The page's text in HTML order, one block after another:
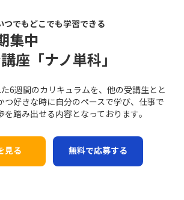
シーンで応用可能であり、適切に実践する
率やチームの生産性の向上につながりま
く実践例を参考に、各自の環境に合った方
れる姿勢が求められます。 まとめ 以上
的な問題ではなく、双方の認識のズレや情
さらには思考の整理不足から来る複合的な
「仕事で話が噛み合わない人との対処法」
や打ち合わせの場では、前提条件の確認や
び、相手の理解度を逐一確認する姿勢が求
に、必要に応じて一度話を持ち帰り、冷静
相手の感情に寄り添うことも必要不可欠で
は伝え切れない部分や、感情を込めた発信
と、相手の共感を得ることが難しくなり、
通がうまくいかない可能性があります。こ
いては、感情表現と論理的説明のバランス
です。 さらに、目的意識の欠如
です。コミュニケーションは方法そのもの
が明確でないまま話を進めると、どれだけ
使しても、受信者にとって重要なポイント
務上の成果に結び付かない場合がありま
一線を画す新たな方法として取り入れられ
ように、レッドオーシャンの戦い方におい
戦略と最新のテクノロジーを融合させるこ
確保する必要があるのです。 競争にお
ネスシーンにおいて、
した企業は、明確な戦略と確固たる差別
したコスト管理を実践しています。たとえ
ラは新市場としてチューハイ・サワー市場
により、短期間で一定の市場シェアを獲得
、トヨタ自動車は常に「カイゼン」を徹底
会や重要なチャンスが逃されることにつな
ため、先延ばし癖は単なる個人的な問題に
人としての基礎力や信頼性を左右する重大
す。 ここで特に留意すべきは、先延ばしの
す。完璧主義者は、全ての条件が整うのを
するため、結果としてタスクが無期限に先
傾向があります。一方、失敗を恐れる心理
先送りされる原因となります。こうした心
しいアプローチなくしては、「後回し癖の
にくいと言えるでしょう。 また、ADHDの
つでもどこでも学習できる
集中
座「ナノ単科」
6週間のカリキュラムを、他の受講生とと
つ好きな時に自分のペースで学び、仕事で
を踏み出せる内容となっております｡
見る 無料で応募する